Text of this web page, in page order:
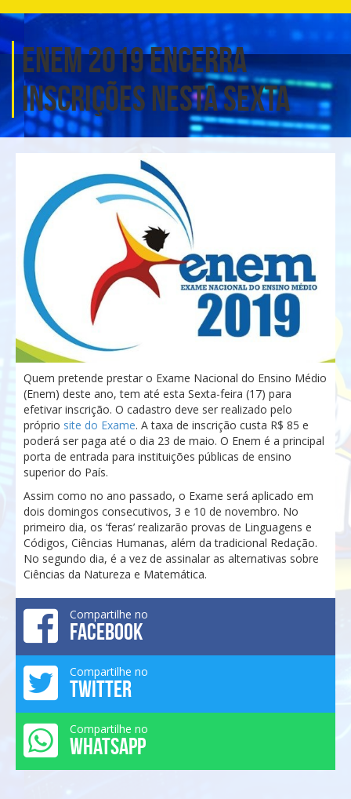
Enem 2019 encerra
inscrições nesta sexta
Quem pretende prestar o Exame Nacional do Ensino Médio
(Enem) deste ano, tem até esta Sexta-feira (17) para
efetivar inscrição. O cadastro deve ser realizado pelo
próprio site do Exame. A taxa de inscrição custa R$ 85 e
poderá ser paga até o dia 23 de maio. O Enem é a principal
porta de entrada para instituições públicas de ensino
superior do País.
Assim como no ano passado, o Exame será aplicado em
dois domingos consecutivos, 3 e 10 de novembro. No
primeiro dia, os ‘feras’ realizarão provas de Linguagens e
Códigos, Ciências Humanas, além da tradicional Redação.
No segundo dia, é a vez de assinalar as alternativas sobre
Ciências da Natureza e Matemática.
Compartilhe no
FACEBOOK
Compartilhe no
TWITTER
Compartilhe no
WHATSAPP